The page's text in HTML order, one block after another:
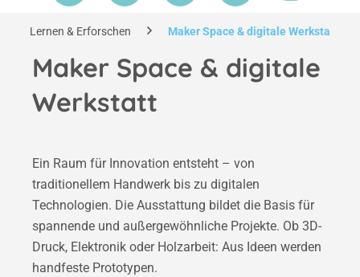
Lernen & Erforschen Maker Space & digitale Werkstatt
Maker Space & digitale
Werkstatt
Ein Raum für Innovation entsteht – von
traditionellem Handwerk bis zu digitalen
Technologien. Die Ausstattung bildet die Basis für
spannende und außergewöhnliche Projekte. Ob 3D-
Druck, Elektronik oder Holzarbeit: Aus Ideen werden
handfeste Prototypen.